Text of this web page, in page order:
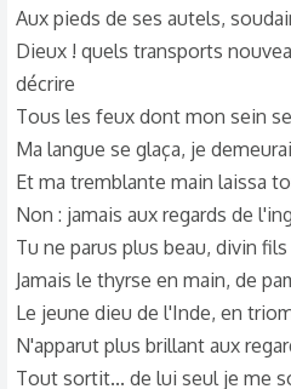
Aux pieds de ses autels,
Dieux ! quels transports
décrire
Tous les feux dont mon sein
Ma langue se glaça, je
Et ma tremblante main laissa
Non : jamais aux regards de
Tu ne parus plus beau, divin
Jamais le thyrse en main, de
Le jeune dieu de l'Inde, en
N'apparut plus brillant aux
Tout sortit... de lui seul je me